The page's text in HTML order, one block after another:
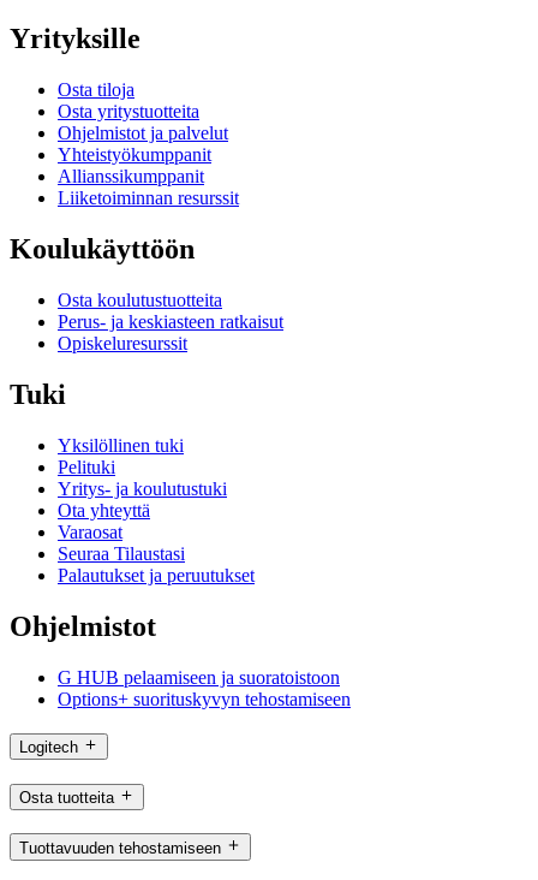
Yrityksille
Osta tiloja
Osta yritystuotteita
Ohjelmistot ja palvelut
Yhteistyökumppanit
Allianssikumppanit
Liiketoiminnan resurssit
Koulukäyttöön
Osta koulutustuotteita
Perus- ja keskiasteen ratkaisut
Opiskeluresurssit
Tuki
Yksilöllinen tuki
Pelituki
Yritys- ja koulutustuki
Ota yhteyttä
Varaosat
Seuraa Tilaustasi
Palautukset ja peruutukset
Ohjelmistot
G HUB pelaamiseen ja suoratoistoon
Options+ suorituskyvyn tehostamiseen
Logitech
Osta tuotteita
Tuottavuuden tehostamiseen